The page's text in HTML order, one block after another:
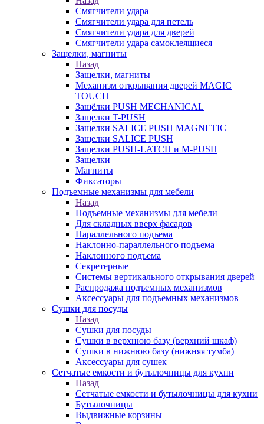
Смягчители удара
Смягчители удара для петель
Смягчители удара для дверей
Cмягчители удара самоклеящиеся
Защелки, магниты
Назад
Защелки, магниты
Механизм открывания дверей MAGIC
TOUCH
Защёлки PUSH MECHANICAL
Защелки T-PUSH
Защелки SALICE PUSH MAGNETIC
Защелки SALICE PUSH
Защелки PUSH-LATCH и M-PUSH
Защелки
Магниты
Фиксаторы
Подъемные механизмы для мебели
Назад
Подъемные механизмы для мебели
Для складных вверх фасадов
Параллельного подъема
Наклонно-параллельного подъема
Наклонного подъема
Секретерные
Системы вертикального открывания дверей
Распродажа подъемных механизмов
Аксессуары для подъемных механизмов
Сушки для посуды
Назад
Сушки для посуды
Сушки в верхнюю базу (верхний шкаф)
Сушки в нижнюю базу (нижняя тумба)
Аксессуары для сушек
Сетчатые емкости и бутылочницы для кухни
Назад
Сетчатые емкости и бутылочницы для кухни
Бутылочницы
Выдвижные корзины